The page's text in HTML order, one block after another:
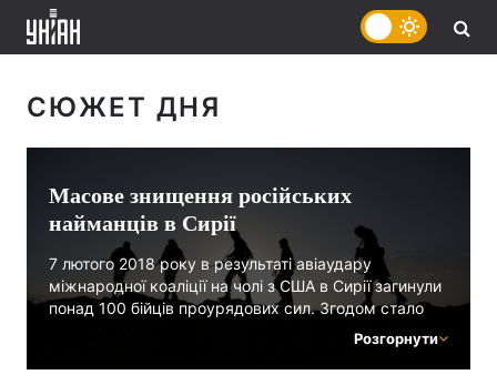
СЮЖЕТ ДНЯ
Масове знищення російських
найманців в Сирії
7 лютого 2018 року в результаті авіаудару
міжнародної коаліції на чолі з США в Сирії загинули
понад 100 бійців проурядових сил. Згодом стало
відомо, що в Сирії ліквідували найманців
російської приватної військової компанії «Вагнер».
За даними ЗМІ, кількість убитих найманців
Розгорнути